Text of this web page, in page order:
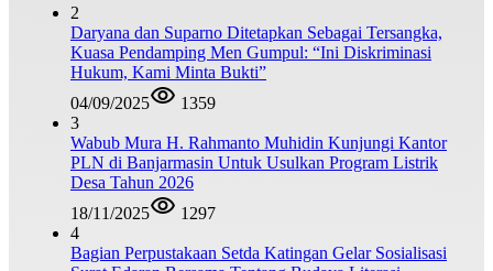
2
Daryana dan Suparno Ditetapkan Sebagai Tersangka,
Kuasa Pendamping Men Gumpul: “Ini Diskriminasi
Hukum, Kami Minta Bukti”
04/09/2025
1359
3
Wabub Mura H. Rahmanto Muhidin Kunjungi Kantor
PLN di Banjarmasin Untuk Usulkan Program Listrik
Desa Tahun 2026
18/11/2025
1297
4
Bagian Perpustakaan Setda Katingan Gelar Sosialisasi